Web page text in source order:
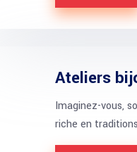
Ateliers
Imaginez-vous,
riche en